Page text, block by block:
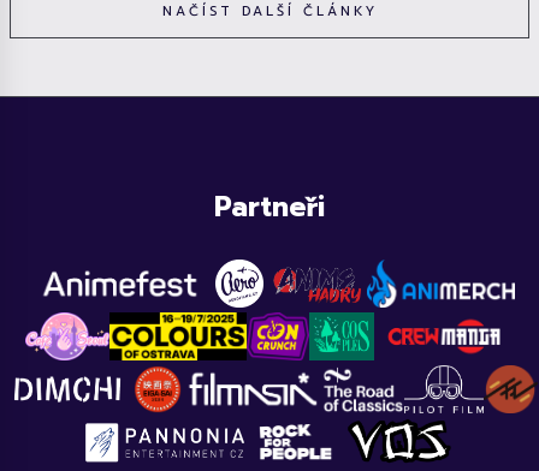
NAČÍST DALŠÍ ČLÁNKY
Partneři